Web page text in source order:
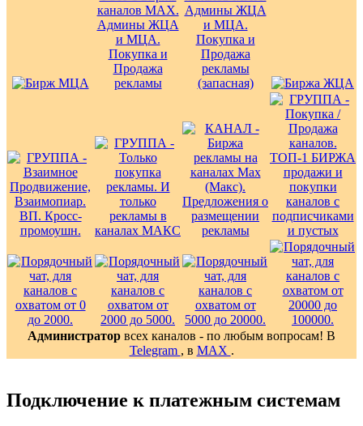
Администратор всех каналов - по любым вопросам! В
Telegram , в MAX .
Подключение к платежным системам